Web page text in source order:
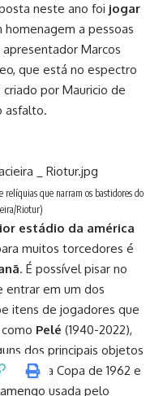
neste ano foi jogar
homenagem a pessoas
Marcos
que está no espectro
por Mauricio de
asfalto.
relíquias que narram os bastidores do
Riotur)
estádio da américa
muitos torcedores é
. É possível pisar no
entrar em um dos
itens de jogadores que
Pelé (1940-2022),
dos principais objetos
na Copa de 1962 e
usada pelo